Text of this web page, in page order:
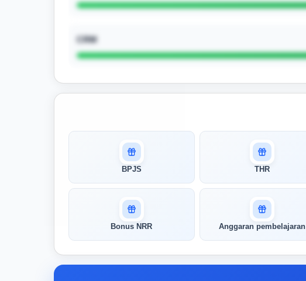
CRM
pertandingan AI Anda
AI kami menganalisis profil Anda dan
menunjukkan seberapa cocok keahlian
Anda dengan peran ini
Buka Kunci Skor Pertandingan
BPJS THR
Bonus NRR Anggaran pembelajaran